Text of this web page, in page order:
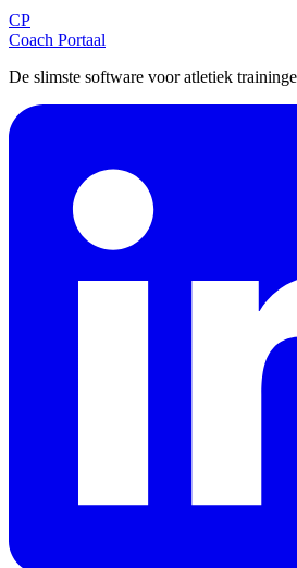
CP
Coach Portaal
De slimste software voor atletiek